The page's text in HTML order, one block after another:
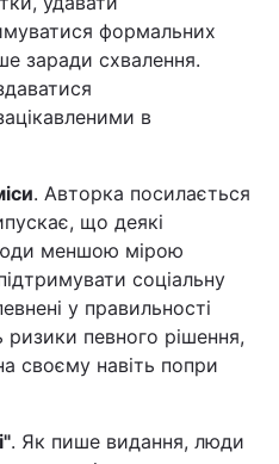
формальних
заради схвалення.
в
. Авторка посилається
що деякі
меншою мірою
соціальну
у правильності
ризики певного рішення,
своєму навіть попри
. Як пише видання, люди